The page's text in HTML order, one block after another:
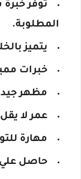
توفر
المطلوبة.
يتميز
خبرات
مظهر
عمر لا
مهارة
حاصل